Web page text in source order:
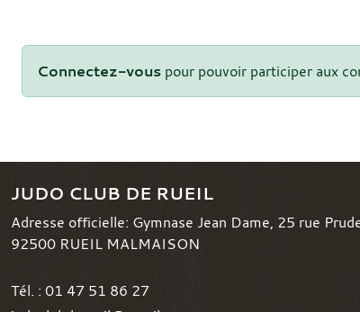
Connectez-vous pour pouvoir participer aux
JUDO CLUB DE RUEIL
Adresse officielle: Gymnase Jean Dame, 25 rue
92500 RUEIL MALMAISON
Tél. : 01 47 51 86 27